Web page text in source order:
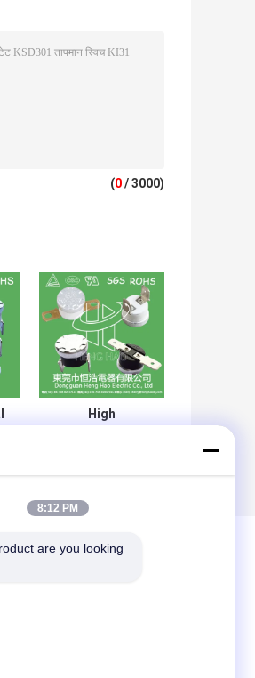
(0/ 3000)
High
Available
8:12 PM
are you looking